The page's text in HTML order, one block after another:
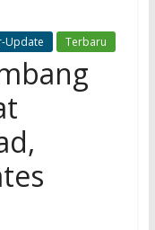
Update Terbaru